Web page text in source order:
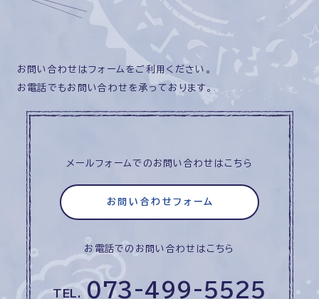
お問い合わせはフォームをご利用ください。
お電話でもお問い合わせを承っております。
メールフォームでのお問い合わせはこちら
お問い合わせフォーム
お電話でのお問い合わせはこちら
TEL. 073-499-5525